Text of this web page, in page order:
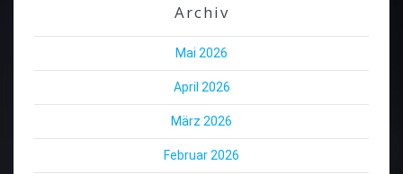
Archiv
Mai 2026
April 2026
März 2026
Februar 2026